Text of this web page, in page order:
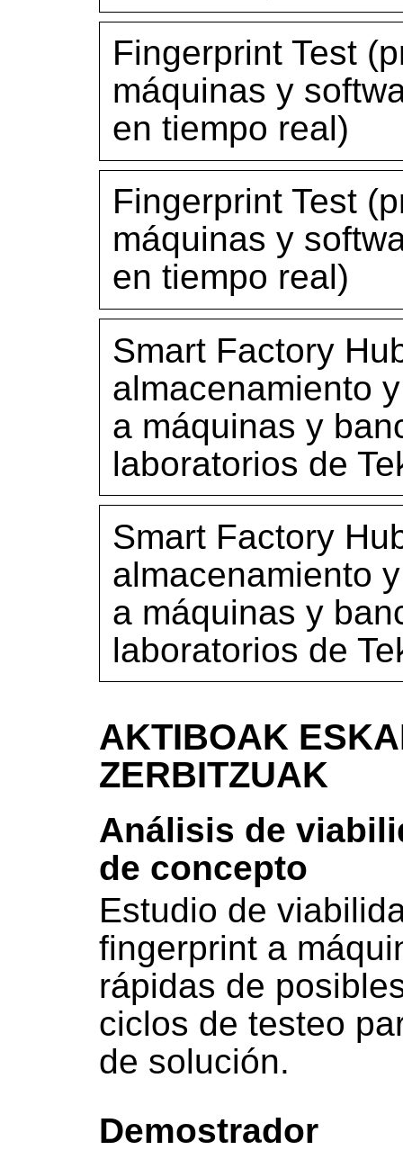
Fingerprint Test
máquinas y
en tiempo real)
Fingerprint Test
máquinas y
en tiempo real)
Smart Factory
almacenamiento
a máquinas y
laboratorios de
Smart Factory
almacenamiento
a máquinas y
laboratorios de
AKTIBOAK
ZERBITZUAK
Análisis de
de concepto
Estudio de
fingerprint a
rápidas de
ciclos de testeo
de solución.
Demostrador